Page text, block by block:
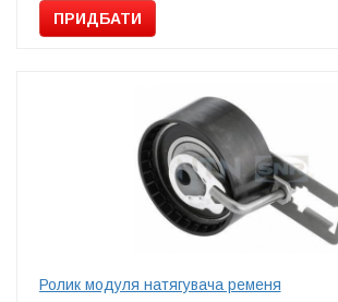
ПРИДБАТИ
Ролик модуля натягувача ременя